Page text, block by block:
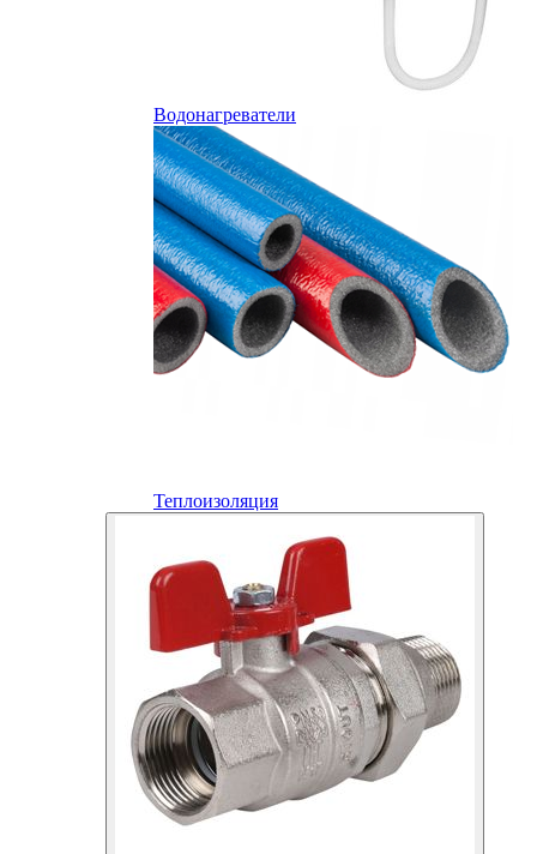
Водонагреватели
Теплоизоляция